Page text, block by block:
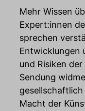
Mehr Wissen
Expert:innen
sprechen
Entwicklungen
und Risiken
Sendung
Macht der